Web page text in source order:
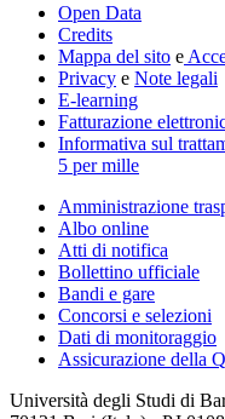
Open Data
Credits
Mappa del sito e
Privacy e Note legali
E-learning
Fatturazione
Informativa sul
5 per mille
Amministrazione
Albo online
Atti di notifica
Bollettino ufficiale
Bandi e gare
Concorsi e selezioni
Dati di monitoraggio
Assicurazione della
Università degli Studi di